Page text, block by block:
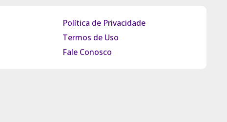
Política de Privacidade
Termos de Uso
Fale Conosco